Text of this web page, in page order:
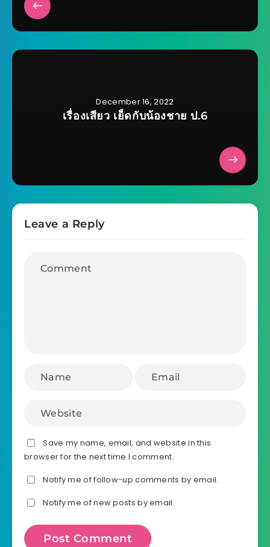
December 16, 2022
เรื่องเสียว เย็ดกับน้องชาย ป.6
Leave a Reply
Save my name, email, and website in this
browser for the next time I comment.
Notify me of follow-up comments by email.
Notify me of new posts by email.